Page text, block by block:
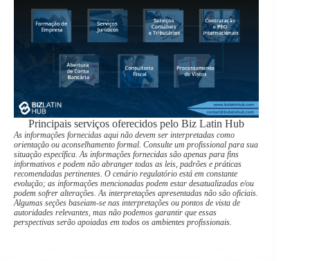
Principais serviços oferecidos pelo Biz Latin Hub
As informações fornecidas aqui não devem ser interpretadas como
orientação ou aconselhamento formal. Consulte um profissional para sua
situação específica. As informações fornecidas são apenas para fins
informativos e podem não abranger todas as leis, padrões e práticas
recomendadas pertinentes. O cenário regulatório está em constante
evolução; as informações mencionadas podem estar desatualizadas e/ou
podem sofrer alterações. As interpretações apresentadas não são oficiais.
Algumas seções baseiam-se nas interpretações ou pontos de vista de
autoridades relevantes, mas não podemos garantir que essas
perspectivas serão apoiadas em todos os ambientes profissionais.